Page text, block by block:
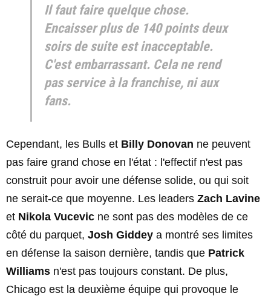
Il faut faire quelque chose.
Encaisser plus de 140 points deux
soirs de suite est inacceptable.
C'est embarrassant. Cela ne rend
pas service à la franchise, ni aux
fans.
Cependant, les Bulls et Billy Donovan ne peuvent
pas faire grand chose en l'état : l'effectif n'est pas
construit pour avoir une défense solide, ou qui soit
ne serait-ce que moyenne. Les leaders Zach Lavine
et Nikola Vucevic ne sont pas des modèles de ce
côté du parquet, Josh Giddey a montré ses limites
en défense la saison dernière, tandis que Patrick
Williams n'est pas toujours constant. De plus,
Chicago est la deuxième équipe qui provoque le